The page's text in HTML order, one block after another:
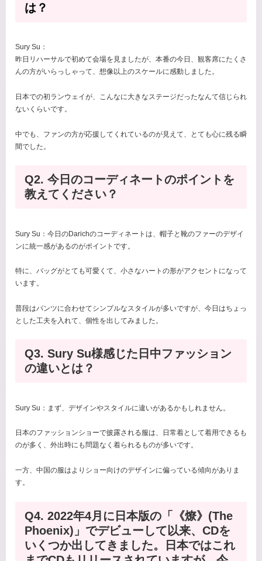
は？
Sury Su：
昨日リハーサルで初めて会場を見ましたが、本番の今日、観客席にたくさ
んの方がいらっしゃって、想像以上のスケールに感動しました。
日本での初ランウェイが、こんなに大きなステージだったなんて信じられ
ないくらいです。
中でも、ファンの方が応援してくれているのが見えて、とても心に残る瞬
間でした。
Q2. 今日のコーディネートのポイントを
教えてください？
Sury Su：今日のDarichのコーディネートは、帽子と靴のファーのデザイ
ンに統一感があるのがポイントです。
特に、バッグがとても可愛くて、小さなハートの形がアクセントになって
います。
普段はパンツに合わせてシンプルなスタイルが多いですが、今日はちょっ
とした工夫を入れて、個性を出してみました。
Q3. Sury Su様感じた日中ファッション
の違いとは？
Sury Su：まず、デザインやスタイルに違いがあるかもしれません。
日本のファッションショーで披露される服は、日常着として着用できるも
のが多く、外出時にも問題なく着られるものが多いです。
一方、中国の服はよりショー向けのデザインに偏っている傾向がありま
す。
Q4. 2022年4月に日本版の「《燎》(The
Phoenix)」でデビューして以来、CDを
いくつか出してきました。日本ではこれ